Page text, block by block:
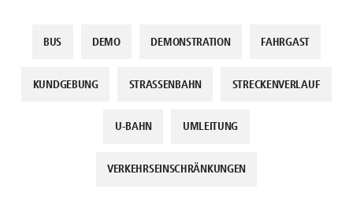
BUS DEMO DEMONSTRATION FAHRGAST
KUNDGEBUNG STRASSENBAHN STRECKENVERLAUF
U-BAHN UMLEITUNG
VERKEHRSEINSCHRÄNKUNGEN